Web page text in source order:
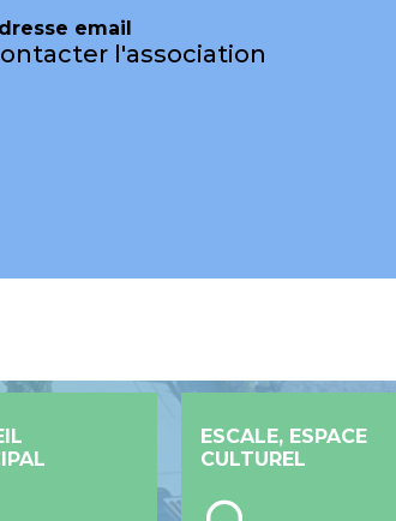
email
l'association
ESCALE, ESPACE
CULTUREL